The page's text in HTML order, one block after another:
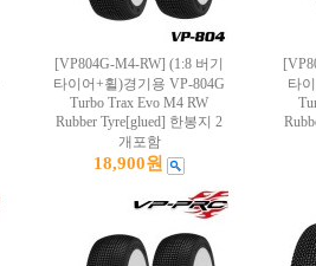
[VP804G-M4-RW] (1:8 버기
타이어+휠)경기용 VP-804G
Turbo Trax Evo M4 RW
Rubber Tyre[glued] 한봉지 2
개포함
18,900원
타